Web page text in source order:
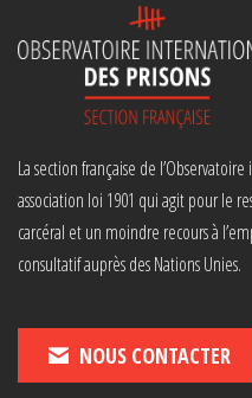
La section française de
association loi 1901 qui agit pour le
carcéral et un moindre recours à
consultatif auprès des Nations Unies.
NOUS CONTACTER